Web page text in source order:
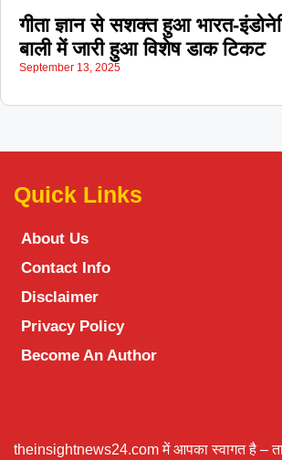
गीता ज्ञान से सशक्त हुआ भारत-
बाली में जारी हुआ विशेष डाक टिकट
September 13, 2025
Quick Links
About Us
Contact Info
Disclaimer
Privacy Policy
Become An Author
theinsightnews24.com में आपका स्वागत है –